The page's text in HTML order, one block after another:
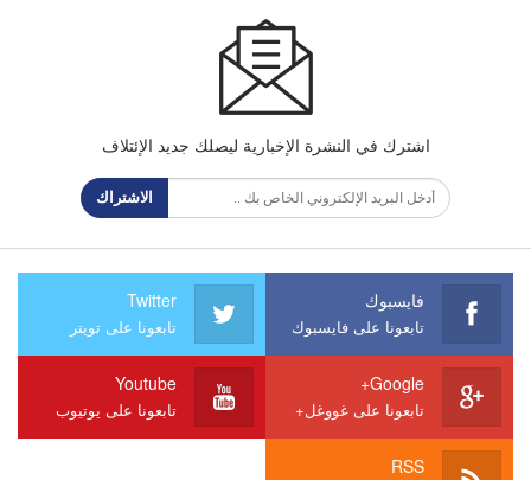
اشترك في النشرة الإخبارية ليصلك جديد الإئتلاف
الاشتراك
فايسبوك
تابعونا على فايسبوك
Twitter
تابعونا على تويتر
Google+
تابعونا على غووغل+
Youtube
تابعونا على يوتيوب
RSS